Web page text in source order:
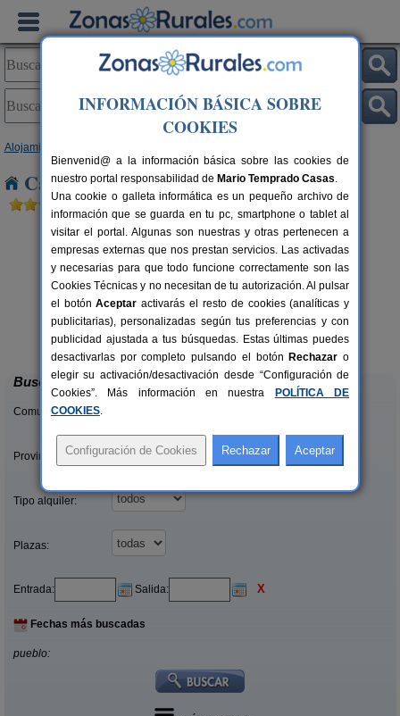
Alojamientos
Casas Rurales cerca de San Felipe Neri
2-28+5 pers.
desde20 €
Masia L´Ancornia
Tibi (Alicante)
Buscar
Comunidades:
Provincias/Islas:
Tipo alquiler:
Plazas:
Entrada: Salida: X
Fechas más buscadas
pueblo:
INFORMACIÓN BÁSICA SOBRE
COOKIES
Bienvenid@ a la información básica sobre las cookies de
nuestro portal responsabilidad de Mario Temprado Casas.
Una cookie o galleta informática es un pequeño archivo de
información que se guarda en tu pc, smartphone o tablet al
visitar el portal. Algunas son nuestras y otras pertenecen a
empresas externas que nos prestan servicios. Las activadas
y necesarias para que todo funcione correctamente son las
Cookies Técnicas y no necesitan de tu autorización. Al pulsar
el botónAceptar activarás el resto de cookies (analíticas y
publicitarias), personalizadas según tus preferencias y con
publicidad ajustada a tus búsquedas. Estas últimas puedes
desactivarlas por completo pulsando el botón Rechazar o
elegir su activación/desactivación desde “Configuración de
Cookies”. Más información en nuestra
POLÍTICA DE
COOKIES.